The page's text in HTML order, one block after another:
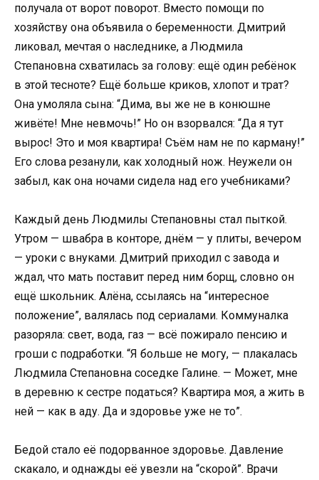
получала от ворот поворот. Вместо помощи по
хозяйству она объявила о беременности. Дмитрий
ликовал, мечтая о наследнике, а Людмила
Степановна схватилась за голову: ещё один ребёнок
в этой тесноте? Ещё больше криков, хлопот и трат?
Она умоляла сына: “Дима, вы же не в конюшне
живёте! Мне невмочь!” Но он взорвался: “Да я тут
вырос! Это и моя квартира! Съём нам не по карману!”
Его слова резанули, как холодный нож. Неужели он
забыл, как она ночами сидела над его учебниками?
Каждый день Людмилы Степановны стал пыткой.
Утром — швабра в конторе, днём — у плиты, вечером
— уроки с внуками. Дмитрий приходил с завода и
ждал, что мать поставит перед ним борщ, словно он
ещё школьник. Алёна, ссылаясь на “интересное
положение”, валялась под сериалами. Коммуналка
разоряла: свет, вода, газ — всё пожирало пенсию и
гроши с подработки. “Я больше не могу, — плакалась
Людмила Степановна соседке Галине. — Может, мне
в деревню к сестре податься? Квартира моя, а жить в
ней — как в аду. Да и здоровье уже не то”.
Бедой стало её подорванное здоровье. Давление
скакало, и однажды её увезли на “скорой”. Врачи